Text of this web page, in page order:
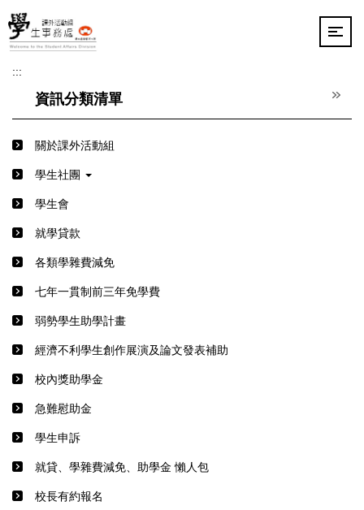
跳
到
主
內
:::
資訊分類清單
關於課外活動組
學生社團
學生會
就學貸款
各類學雜費減免
七年一貫制前三年免學費
弱勢學生助學計畫
經濟不利學生創作展演及論文發表補助
校內獎助學金
急難慰助金
學生申訴
就貸、學雜費減免、助學金 懶人包
校長有約報名